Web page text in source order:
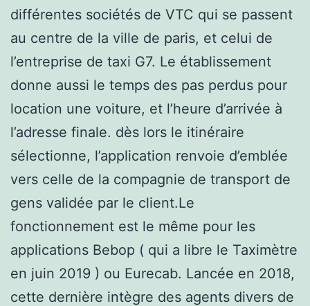
différentes sociétés de VTC qui se passent
au centre de la ville de paris, et celui de
l’entreprise de taxi G7. Le établissement
donne aussi le temps des pas perdus pour
location une voiture, et l’heure d’arrivée à
l’adresse finale. dès lors le itinéraire
sélectionne, l’application renvoie d’emblée
vers celle de la compagnie de transport de
gens validée par le client.Le
fonctionnement est le même pour les
applications Bebop ( qui a libre le Taximètre
en juin 2019 ) ou Eurecab. Lancée en 2018,
cette dernière intègre des agents divers de